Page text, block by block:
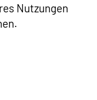
Nutzungen